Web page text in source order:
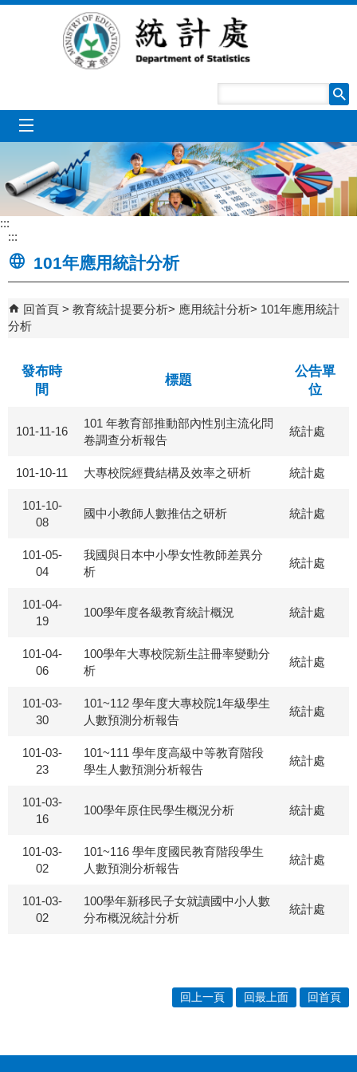
跳到主要內容區塊
:::
:::
101年應用統計分析
回首頁 教育統計提要分析 應用統計分析
101年應用統計
分析
發布時
間
標題
公告單
位
101-11-16
101 年教育部推動部內性別主流化問
卷調查分析報告
統計處
101-10-11 大專校院經費結構及效率之研析 統計處
101-10-
08
國中小教師人數推估之研析 統計處
101-05-
04
我國與日本中小學女性教師差異分
析
統計處
101-04-
19
100學年度各級教育統計概況 統計處
101-04-
06
100學年大專校院新生註冊率變動分
析
統計處
101-03-
30
101~112 學年度大專校院1年級學生
人數預測分析報告
統計處
101-03-
23
101~111 學年度高級中等教育階段
學生人數預測分析報告
統計處
101-03-
16
100學年原住民學生概況分析 統計處
101-03-
02
101~116 學年度國民教育階段學生
人數預測分析報告
統計處
101-03-
02
100學年新移民子女就讀國中小人數
分布概況統計分析
統計處
回上一頁 回最上面 回首頁